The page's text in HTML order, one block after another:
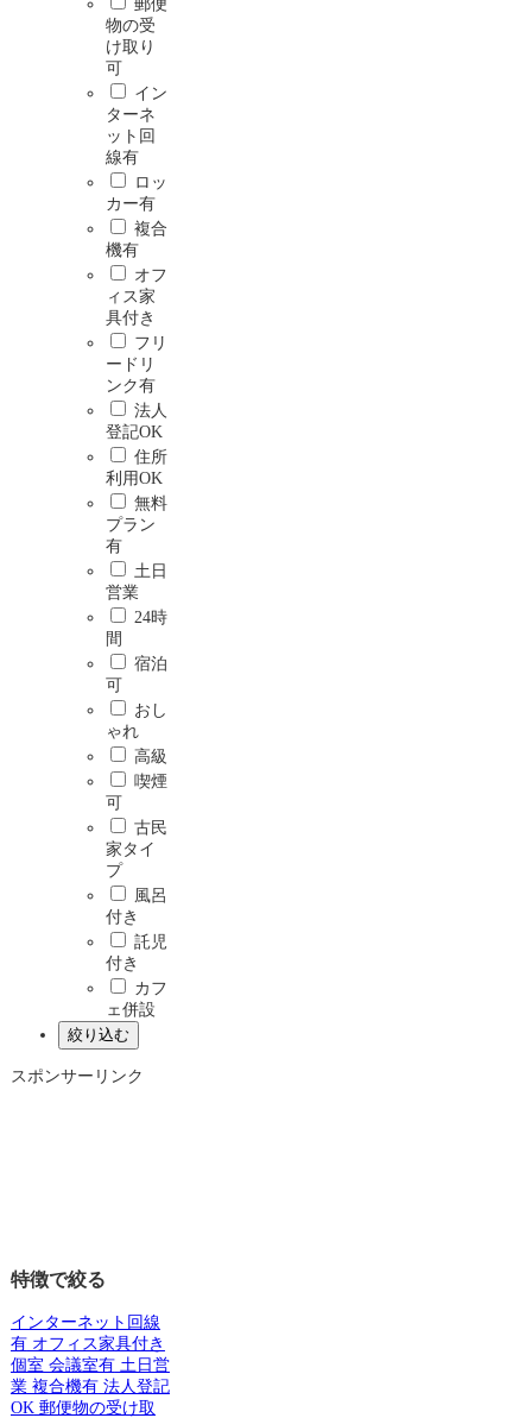
郵便
物の受
け取り
可
イン
ターネ
ット回
線有
ロッ
カー有
複合
機有
オフ
ィス家
具付き
フリ
ードリ
ンク有
法人
登記OK
住所
利用OK
無料
プラン
有
土日
営業
24時
間
宿泊
可
おし
ゃれ
高級
喫煙
可
古民
家タイ
プ
風呂
付き
託児
付き
カフ
ェ併設
スポンサーリンク
特徴で絞る
インターネット回線
有オフィス家具付き
個室 会議室有土日営
業複合機有法人登記
OK郵便物の受け取